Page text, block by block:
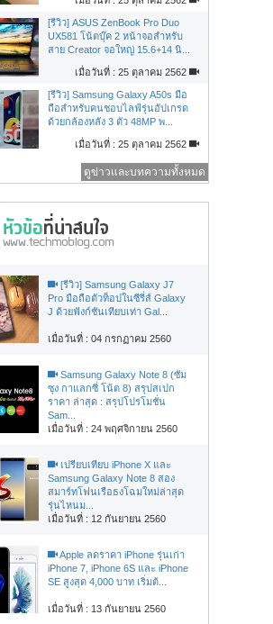
[รีวิว] ASUS ZenBook Pro Duo
UX581 โน้ตบุ๊ค 2 หน้าจอสำหรับ
สาย Creator จอใหญ่ 15.6+14 นิ...
เมื่อวันที่ : 25 ตุลาคม 2562
[รีวิว] Samsung Galaxy A50s มือ
ถือสำหรับคนชอบไลฟ์รุ่นอัปเกรด
ด้วยกล้องหลัง 3 ตัว 48MP พ...
เมื่อวันที่ : 25 ตุลาคม 2562
ดูข่าวและบทความทั้งหมด
[รีวิว] Samsung Galaxy J7
Pro มือถือตัวท็อปในซีรี่ส์ Galaxy
J ด้วยฟังก์ชันเทียบเท่า Gal...
เมื่อวันที่ : 04 กรกฏาคม 2560
Samsung Galaxy Note 8 (ซัม
ซุง กาแลกซี่ โน้ต 8) สรุปสเปก
ราคา ล่าสุด : สรุปโปรโมชั่น
Sam...
เมื่อวันที่ : 24 พฤศจิกายน 2560
เปรียบเทียบ iPhone X และ
Samsung Galaxy Note 8 สอง
สมาร์ทโฟนเรือธงโฉมใหม่ล่าสุด
รุ่นไหนม...
เมื่อวันที่ : 12 กันยายน 2560
Apple ลดราคา iPhone รุ่นเก่า
iPhone 7, iPhone 6S และ iPhone
SE สูงสุด 4,000 บาท เริ่มต้...
เมื่อวันที่ : 13 กันยายน 2560